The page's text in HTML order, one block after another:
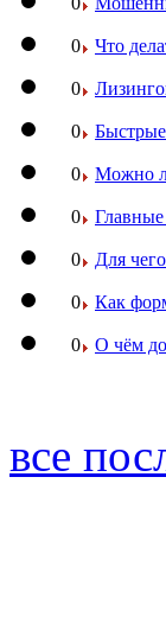
0 Что
0
0
0 Можно
0
0 Для
0 Как
0 О чём
все